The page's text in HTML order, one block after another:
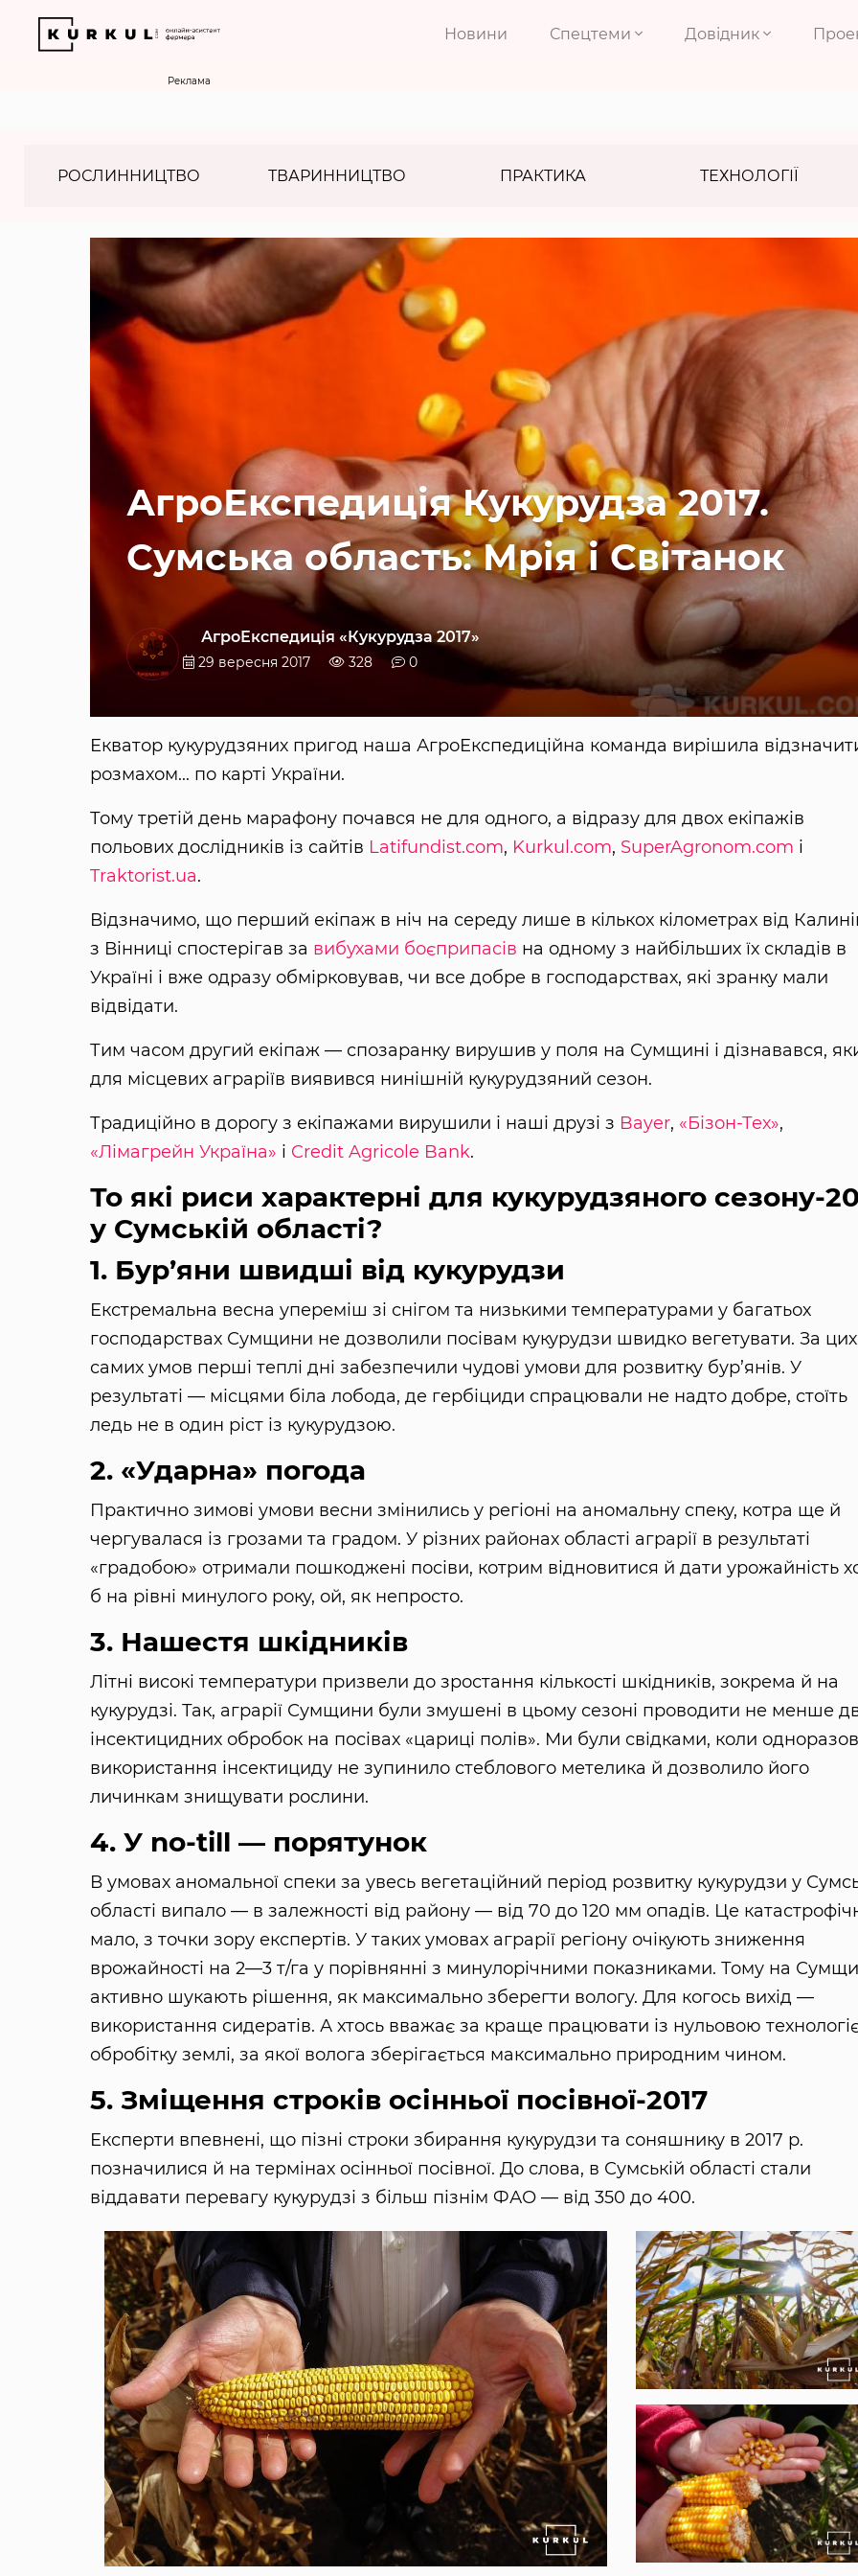
Новини Спецтеми Довідник
Реклама
РОСЛИННИЦТВО ТВАРИННИЦТВО ПРАКТИКА ТЕХНОЛОГІЇ
АгроЕкспедиція Кукурудза 2017.
Сумська область: Мрія і Світанок
АгроЕкспедиція «Кукурудза 2017»
29 вересня 2017 328 0
Екватор кукурудзяних пригод наша АгроЕкспедиційна команда вирішила
розмахом... по карті України.
Тому третій день марафону почався не для одного, а відразу для двох екіпажів
польових дослідників із сайтів Latifundist.com, Kurkul.com, SuperAgronom.com і
Traktorist.ua.
Відзначимо, що перший екіпаж в ніч на середу лише в кількох кілометрах від
з Вінниці спостерігав за вибухами боєприпасів на одному з найбільших їх складів в
Україні і вже одразу обмірковував, чи все добре в господарствах, які зранку мали
відвідати.
Тим часом другий екіпаж — спозаранку вирушив у поля на Сумщині і дізнавався,
для місцевих аграріїв виявився нинішній кукурудзяний сезон.
Традиційно в дорогу з екіпажами вирушили і наші друзі з Bayer, «Бізон-Тех»,
«Лімагрейн Україна» і Credit Agricole Bank.
То які риси характерні для кукурудзяного сезону-
у Сумській області?
1. Бур’яни швидші від кукурудзи
Екстремальна весна упереміш зі снігом та низькими температурами у багатьох
господарствах Сумщини не дозволили посівам кукурудзи швидко вегетувати. За цих
самих умов перші теплі дні забезпечили чудові умови для розвитку бур’янів. У
результаті — місцями біла лобода, де гербіциди спрацювали не надто добре, стоїть
ледь не в один ріст із кукурудзою.
2. «Ударна» погода
Практично зимові умови весни змінились у регіоні на аномальну спеку, котра ще й
чергувалася із грозами та градом. У різних районах області аграрії в результаті
«градобою» отримали пошкоджені посіви, котрим відновитися й дати урожайність
б на рівні минулого року, ой, як непросто.
3. Нашестя шкідників
Літні високі температури призвели до зростання кількості шкідників, зокрема й на
кукурудзі. Так, аграрії Сумщини були змушені в цьому сезоні проводити не менше
інсектицидних обробок на посівах «цариці полів». Ми були свідками, коли
використання інсектициду не зупинило стеблового метелика й дозволило його
личинкам знищувати рослини.
4. У no-till — порятунок
В умовах аномальної спеки за увесь вегетаційний період розвитку кукурудзи у
області випало — в залежності від району — від 70 до 120 мм опадів. Це
мало, з точки зору експертів. У таких умовах аграрії регіону очікують зниження
врожайності на 2—3 т/га у порівнянні з минулорічними показниками. Тому на
активно шукають рішення, як максимально зберегти вологу. Для когось вихід —
використання сидератів. А хтось вважає за краще працювати із нульовою
обробітку землі, за якої волога зберігається максимально природним чином.
5. Зміщення строків осінньої посівної-2017
Експерти впевнені, що пізні строки збирання кукурудзи та соняшнику в 2017 р.
позначилися й на термінах осінньої посівної. До слова, в Сумській області стали
віддавати перевагу кукурудзі з більш пізнім ФАО — від 350 до 400.